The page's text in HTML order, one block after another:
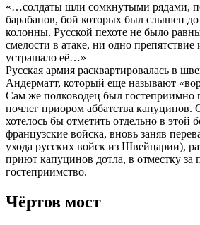
«…солдаты шли сомкнутыми рядами,
барабанов, бой которых был слышен до
колонны. Русской пехоте не было
смелости в атаке, ни одно
устрашало её…»
Русская армия расквартировалась в
Андерматт, который еще называют
Сам же полководец был гостеприимно
ночлег приором аббатства капуцинов.
хотелось бы отметить отдельно в этой
французские войска, вновь заняв
ухода русских войск из Швейцарии),
приют капуцинов дотла, в отместку за
гостеприимство.
Чёртов мост